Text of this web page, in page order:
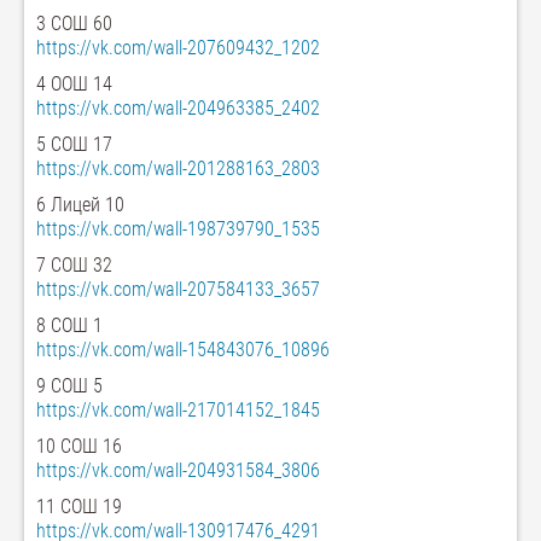
3 СОШ 60
https://vk.com/wall-207609432_1202
4 ООШ 14
https://vk.com/wall-204963385_2402
5 СОШ 17
https://vk.com/wall-201288163_2803
6 Лицей 10
https://vk.com/wall-198739790_1535
7 СОШ 32
https://vk.com/wall-207584133_3657
8 СОШ 1
https://vk.com/wall-154843076_10896
9 СОШ 5
https://vk.com/wall-217014152_1845
10 СОШ 16
https://vk.com/wall-204931584_3806
11 СОШ 19
https://vk.com/wall-130917476_4291